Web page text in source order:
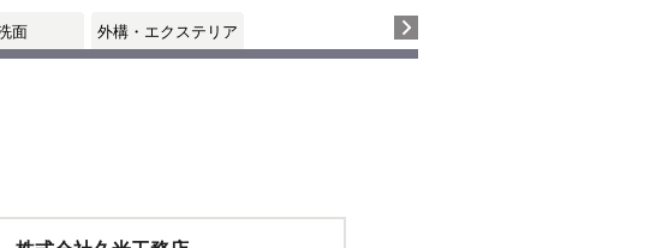
面 外構・エクステリア